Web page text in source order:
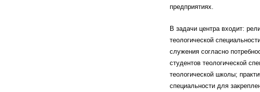
предприятиях.
В задачи центра входит:
теологической
служения согласно
студентов теологической
теологической школы;
специальности для